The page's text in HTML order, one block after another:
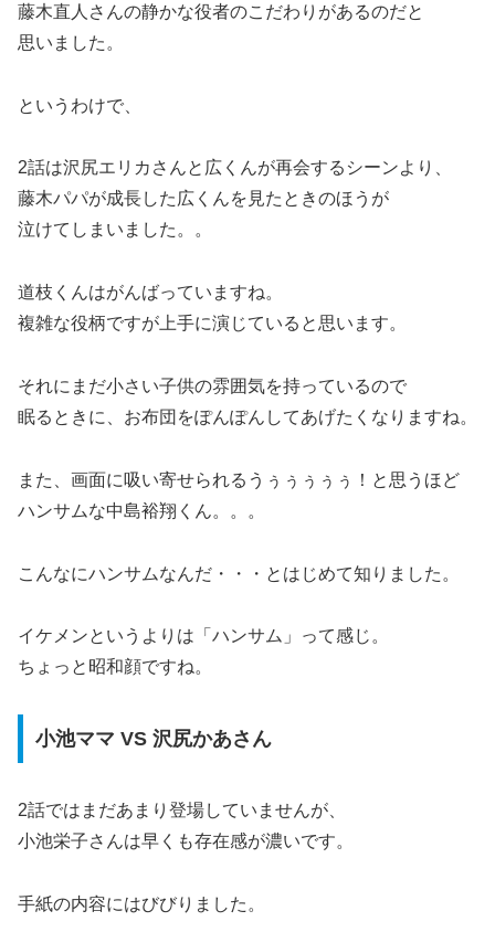
藤木直人さんの静かな役者のこだわりがあるのだと
思いました。
というわけで、
2話は沢尻エリカさんと広くんが再会するシーンより、
藤木パパが成長した広くんを見たときのほうが
泣けてしまいました。。
道枝くんはがんばっていますね。
複雑な役柄ですが上手に演じていると思います。
それにまだ小さい子供の雰囲気を持っているので
眠るときに、お布団をぽんぽんしてあげたくなりますね。
また、画面に吸い寄せられるうぅぅぅぅぅ！と思うほど
ハンサムな中島裕翔くん。。。
こんなにハンサムなんだ・・・とはじめて知りました。
イケメンというよりは「ハンサム」って感じ。
ちょっと昭和顔ですね。
小池ママ VS 沢尻かあさん
2話ではまだあまり登場していませんが、
小池栄子さんは早くも存在感が濃いです。
手紙の内容にはびびりました。